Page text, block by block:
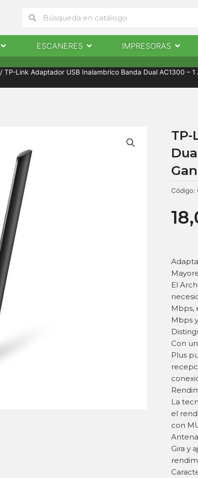
BuscarBuscar
ESCANERES IMPRESORAS INFORMÁTICA
Abrir Consumibles
ESCANERES Abrir EscaneresIMPRESORAS Abrir
/ TP-Link Adaptador USB Inalambrico Banda Dual AC1300 –
Código:
El
Mbps,
Mbps
Con
Plus
La
el
con
Gira y